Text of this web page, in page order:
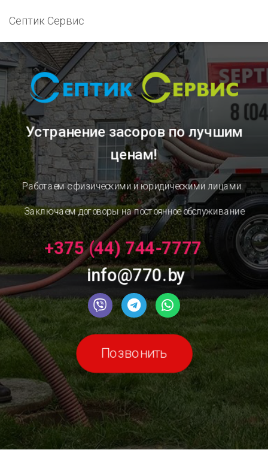
Септик Сервис
Устранение засоровпо лучшим
ценам!
Работаем с физическими и юридическими лицами.
Заключаем договоры на постоянное обслуживание
+375 (44) 744-7777
info@770.by
Позвонить